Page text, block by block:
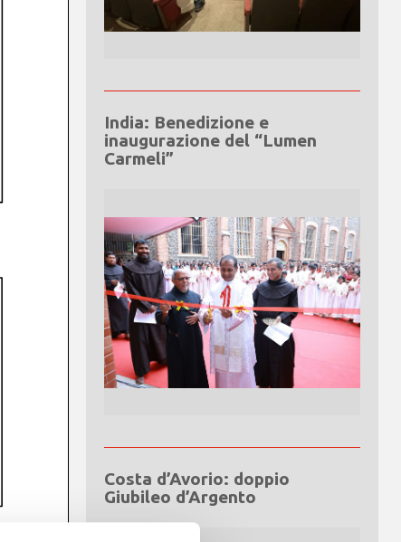
India: Benedizione e
inaugurazione del “Lumen
Carmeli”
Costa d’Avorio: doppio
Giubileo d’Argento